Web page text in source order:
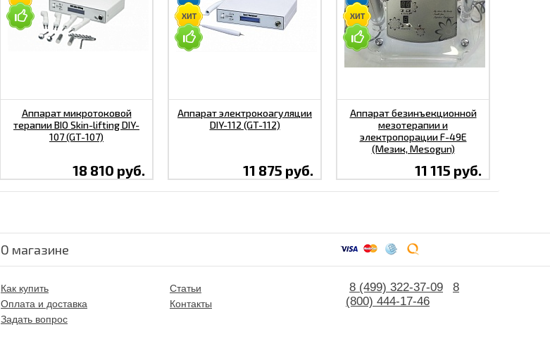
Аппарат микротоковой
терапии BIO Skin-lifting DIY-
107 (GT-107)
18 810 руб.
Аппарат электрокоагуляции
DIY-112 (GT-112)
11 875 руб.
Аппарат безинъекционной
мезотерапии и
электропорации F-49E
(Мезик, Mesogun)
11 115 руб.
О магазине
Как купить
Оплата и доставка
Задать вопрос
Статьи
Контакты
8 (499) 322-37-09
8
(800) 444-17-46